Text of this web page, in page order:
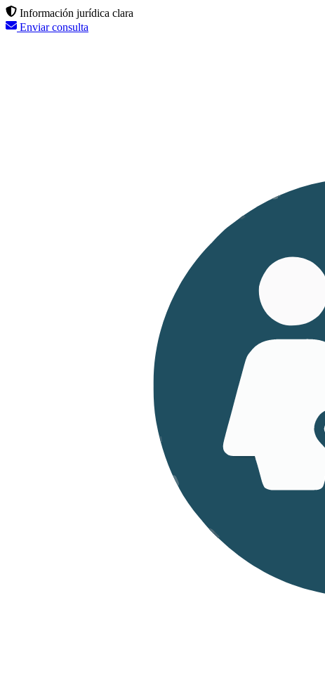
Información jurídica clara
Enviar consulta